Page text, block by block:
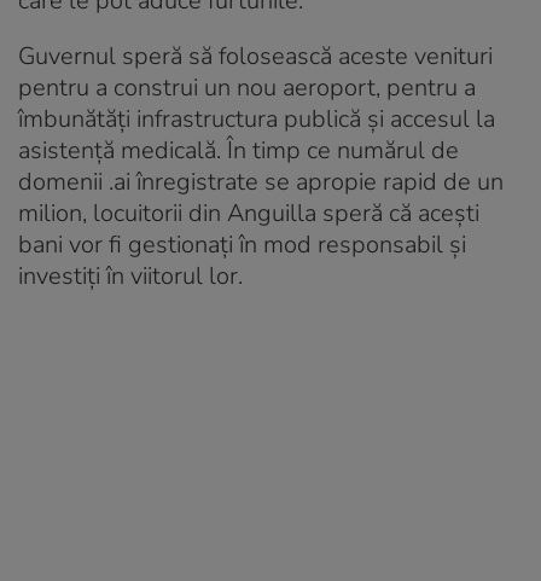
Guvernul speră să folosească aceste venituri
pentru a construi un nou aeroport, pentru a
îmbunătăți infrastructura publică și accesul la
asistență medicală. În timp ce numărul de
domenii .ai înregistrate se apropie rapid de un
milion, locuitorii din Anguilla speră că acești
bani vor fi gestionați în mod responsabil și
investiți în viitorul lor.